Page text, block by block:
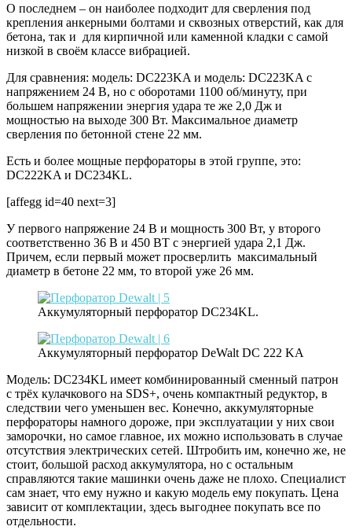
О последнем – он наиболее подходит для сверления под
крепления анкерными болтами и сквозных отверстий, как для
бетона, так и для кирпичной или каменной кладки с самой
низкой в своём классе вибрацией.
Для сравнения: модель: DC223KA и модель: DC223KA с
напряжением 24 В, но с оборотами 1100 об/минуту, при
большем напряжении энергия удара те же 2,0 Дж и
мощностью на выходе 300 Вт. Максимальное диаметр
сверления по бетонной стене 22 мм.
Есть и более мощные перфораторы в этой группе, это:
DC222KA и DC234KL.
[affegg id=40 next=3]
У первого напряжение 24 В и мощность 300 Вт, у второго
соответственно 36 В и 450 ВТ с энергией удара 2,1 Дж.
Причем, если первый может просверлить максимальный
диаметр в бетоне 22 мм, то второй уже 26 мм.
Аккумуляторный перфоратор DC234KL.
Аккумуляторный перфоратор DeWalt DC 222 KA
Модель: DC234KL имеет комбинированный сменный патрон
с трёх кулачкового на SDS+, очень компактный редуктор, в
следствии чего уменьшен вес. Конечно, аккумуляторные
перфораторы намного дороже, при эксплуатации у них свои
заморочки, но самое главное, их можно использовать в случае
отсутствия электрических сетей. Штробить им, конечно же, не
стоит, большой расход аккумулятора, но с остальным
справляются такие машинки очень даже не плохо. Специалист
сам знает, что ему нужно и какую модель ему покупать. Цена
зависит от комплектации, здесь выгоднее покупать все по
отдельности.